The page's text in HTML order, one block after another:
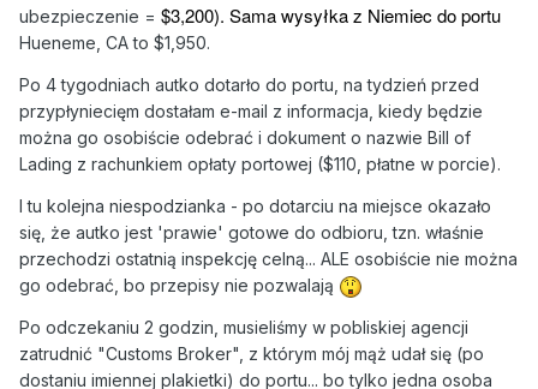
ubezpieczenie = $3,200). Sama wysyłka z Niemiec do portu
Hueneme, CA to $1,950.
Po 4 tygodniach autko dotarło do portu, na tydzień przed
przypłyniecięm dostałam e-mail z informacja, kiedy będzie
można go osobiście odebrać i dokument o nazwie Bill of
Lading z rachunkiem opłaty portowej ($110, płatne w porcie).
I tu kolejna niespodzianka - po dotarciu na miejsce okazało
się, że autko jest 'prawie' gotowe do odbioru, tzn. właśnie
przechodzi ostatnią inspekcję celną... ALE osobiście nie można
go odebrać, bo przepisy nie pozwalają
Po odczekaniu 2 godzin, musieliśmy w pobliskiej agencji
zatrudnić "Customs Broker", z którym mój mąż udał się (po
dostaniu imiennej plakietki) do portu... bo tylko jedna osoba